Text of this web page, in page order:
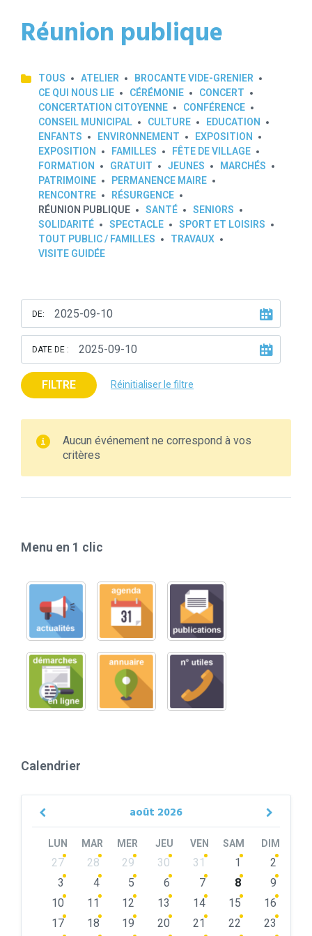
Réunion publique
TOUS ATELIER
BROCANTE VIDE-GRENIER
CE QUI NOUS LIE
CÉRÉMONIE
CONCERT
CONCERTATION CITOYENNE
CONFÉRENCE
CONSEIL MUNICIPAL
CULTURE
EDUCATION
ENFANTS
ENVIRONNEMENT
EXPOSITION
EXPOSITION
FAMILLES
FÊTE DE VILLAGE
FORMATION
GRATUIT JEUNES
MARCHÉS
PATRIMOINE
PERMANENCE MAIRE
RENCONTRE
RÉSURGENCE
RÉUNION PUBLIQUE
SANTÉ
SENIORS
SOLIDARITÉ
SPECTACLE
SPORT ET LOISIRS
TOUT PUBLIC / FAMILLES
TRAVAUX
VISITE GUIDÉE
DE:
DATE DE :
FILTRE Réinitialiser le filtre
Aucun événement ne correspond à vos
critères
Menu en 1 clic
Calendrier
août 2026
Previous
LUN MAR MER JEU VEN SAM DIM
Skip
calendar
27 28 29 30 31 1
2
3
4 5 6 7 8
9
10
11 12 13 14 15
16
17
18 19 20 21 22
23